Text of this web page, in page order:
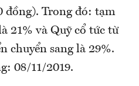
đồng). Trong đó: tạm
21% và Quỹ cổ tức từ
chuyển sang là 29%.
08/11/2019.